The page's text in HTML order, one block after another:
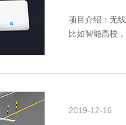
项目介绍：无
比如智能高校
2019-12-16